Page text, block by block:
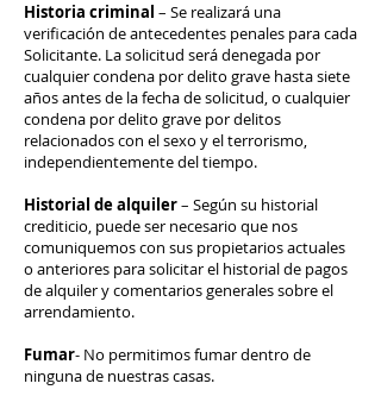
Historia criminal – Se realizará una
verificación de antecedentes penales para cada
Solicitante. La solicitud será denegada por
cualquier condena por delito grave hasta siete
años antes de la fecha de solicitud, o cualquier
condena por delito grave por delitos
relacionados con el sexo y el terrorismo,
independientemente del tiempo.
Historial de alquiler– Según su historial
crediticio, puede ser necesario que nos
comuniquemos con sus propietarios actuales
o anteriores para solicitar el historial de pagos
de alquiler y comentarios generales sobre el
arrendamiento.
Fumar- No permitimos fumar dentro de
ninguna de nuestras casas.